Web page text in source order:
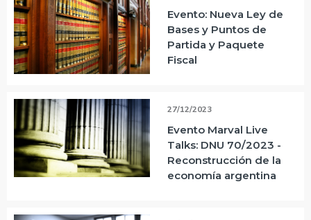
Evento: Nueva Ley de
Bases y Puntos de
Partida y Paquete
Fiscal
27/12/2023
Evento Marval Live
Talks: DNU 70/2023 -
Reconstrucción de la
economía argentina